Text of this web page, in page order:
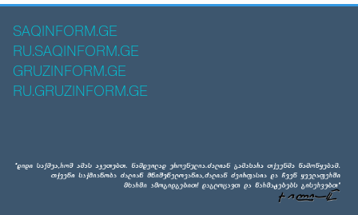
SAQINFORM.GE
RU.SAQINFORM.GE
GRUZINFORM.GE
RU.GRUZINFORM.GE